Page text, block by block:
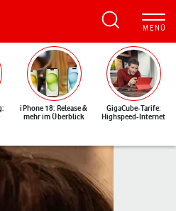
iPhone 18: Release &
mehr im Überblick
GigaCube-Tarife:
Highspeed-Internet